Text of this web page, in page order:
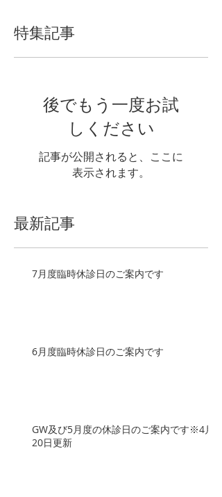
特集記事
後でもう一度お試
しください
記事が公開されると、ここに
表示されます。
最新記事
7月度臨時休診日のご案内です
6月度臨時休診日のご案内です
GW及び5月度の休診日のご案内です※4月
20日更新